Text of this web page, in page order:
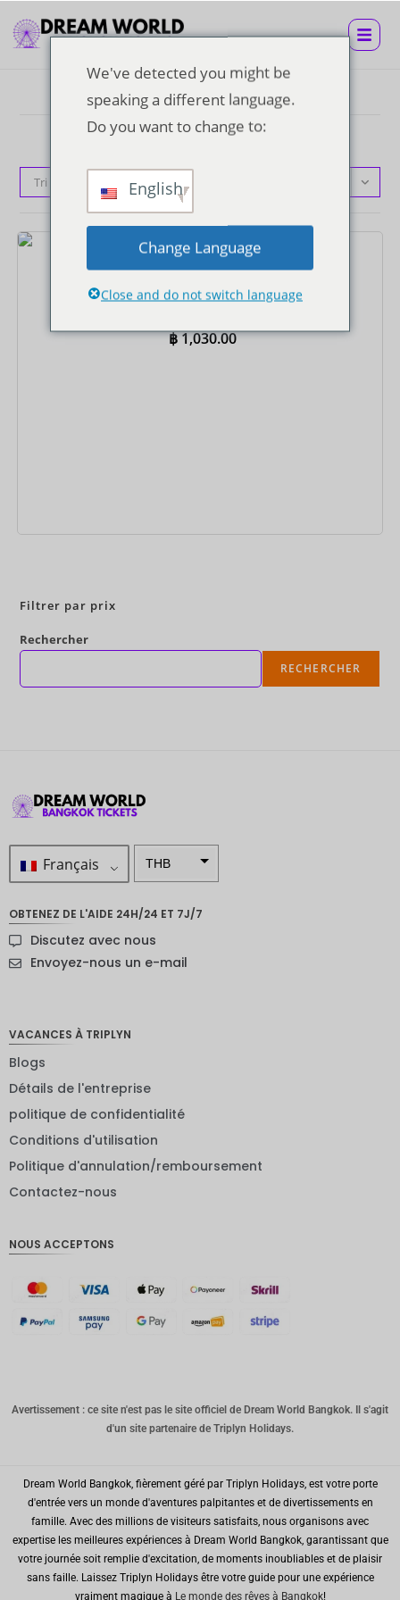
Tri par défaut
Billets
Billet Super Visa
฿1,030.00
Filtrer par prix
Rechercher
RECHERCHER
Français THB
Dollar
indienne
danoise
CHF
KRW
chinois
TWD
MYR
PHP
OBTENEZ DE L'AIDE 24H/24 ET 7J/7
Discutez avec nous
Envoyez-nous un e-mail
VACANCES À TRIPLYN
Blogs
Détails de l'entreprise
politique de confidentialité
Conditions d'utilisation
Politique d'annulation/remboursement
Contactez-nous
NOUS ACCEPTONS
Avertissement : ce site n'est pas le site officiel de Dream World Bangkok. Il s'agit
d'un site partenaire de Triplyn Holidays.
Dream World Bangkok, fièrement géré par Triplyn Holidays, est votre porte
d'entrée vers un monde d'aventures palpitantes et de divertissements en
famille. Avec des millions de visiteurs satisfaits, nous organisons avec
expertise les meilleures expériences à Dream World Bangkok, garantissant que
votre journée soit remplie d'excitation, de moments inoubliables et de plaisir
sans faille. Laissez Triplyn Holidays être votre guide pour une expérience
vraiment magique à Le monde des rêves à Bangkok!
We've detected you might be
speaking a different language.
Do you want to change to:
English
Change Language
Close and do not switch language